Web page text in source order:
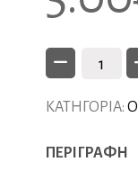
ΚΑΤΗΓΟΡΙΑ:
ΠΕΡΙΓΡΑΦΗ